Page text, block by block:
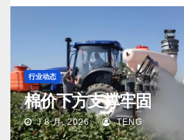
行业动态
棉价下方支撑牢固
J 8 月, 2026 TENG